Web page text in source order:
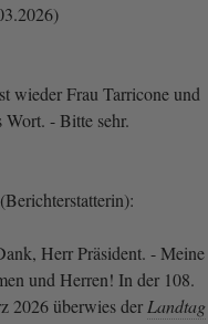
wieder Frau Tarricone und
Wort. - Bitte sehr.
Herr Präsident. - Meine
und Herren! In der 108.
2026 überwies der Landtag